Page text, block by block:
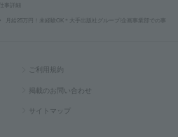
事詳細
月給25万円！未経験OK＊大手出版社グループ/企画事業部での事
ご利用規約
掲載のお問い合わせ
サイトマップ